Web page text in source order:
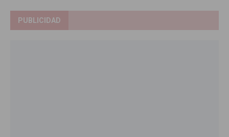
PUBLICIDAD